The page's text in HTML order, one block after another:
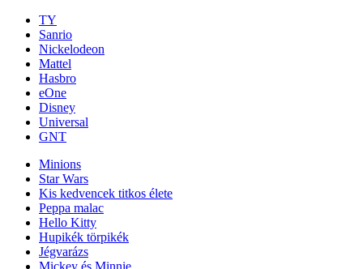
TY
Sanrio
Nickelodeon
Mattel
Hasbro
eOne
Disney
Universal
GNT
Minions
Star Wars
Kis kedvencek titkos élete
Peppa malac
Hello Kitty
Hupikék törpikék
Jégvarázs
Mickey és Minnie